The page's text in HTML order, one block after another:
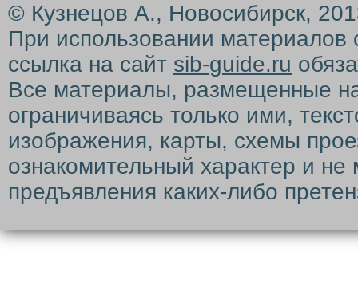
© Кузнецов А., Новосибирск,
При использовании материалов
ссылка на сайт sib-guide.ru
Все материалы, размещенные
ограничиваясь только ими,
изображения, карты, схемы
ознакомительный характер и
предъявления каких-либо